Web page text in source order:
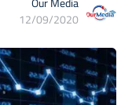
12/09/2020